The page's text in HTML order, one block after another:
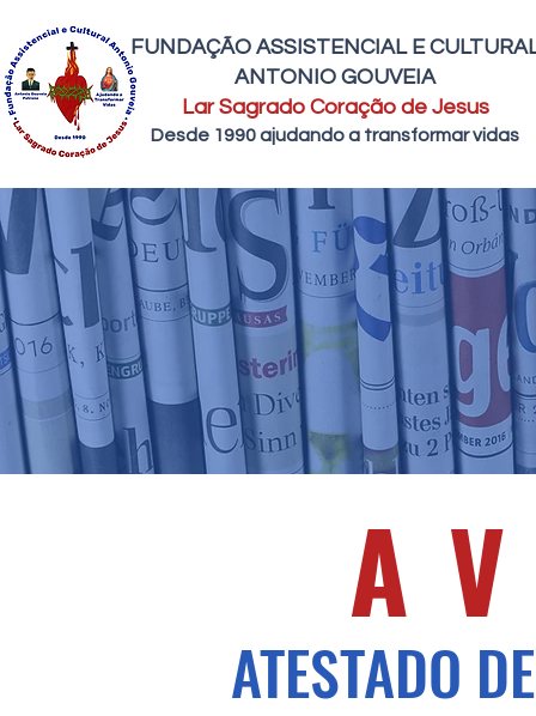
FUNDAÇÃO ASSISTENCIAL E
ANTONIO GOUVEIA
Lar Sagrado Coração de Jesus
Desde 1990 ajudando a transformar vidas
ATESTADO